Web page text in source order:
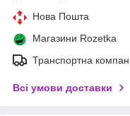
Нова Пошта
Магазини Rozetka
Транспортна
Всі умови доставки